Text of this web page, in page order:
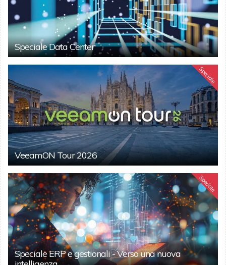
Speciale Data Center
Speciale
VeeamON Tour 2026
Speciale
Speciale ERP e gestionali - Verso una nuova